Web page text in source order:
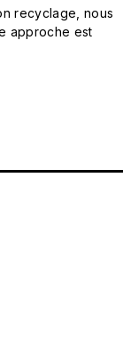
recyclage, nous
approche est